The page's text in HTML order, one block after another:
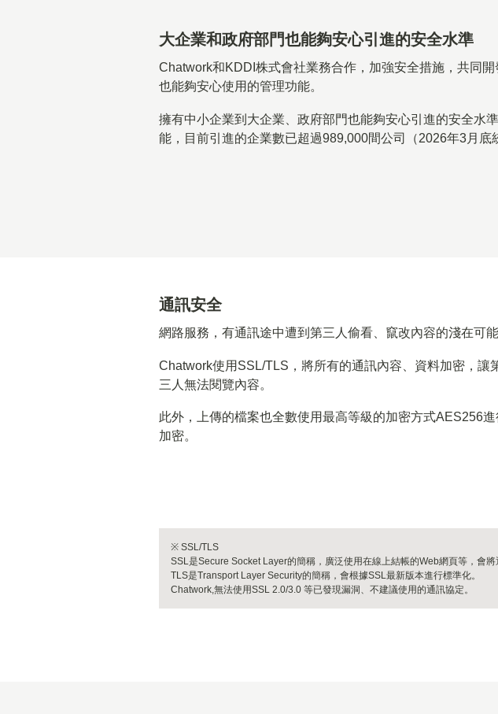
大企業和政府部門也能夠安心引進的安全水準
Chatwork和KDDI株式會社業務合作，加強安全措施，共同
也能夠安心使用的管理功能。
擁有中小企業到大企業、政府部門也能夠安心引進的安全水
能，目前引進的企業數已超過989,000間公司（2026年3月底
通訊安全
網路服務，有通訊途中遭到第三人偷看、竄改內容的淺在可能
Chatwork使用SSL/TLS，將所有的通訊內容、資料加密，讓
三人無法閱覽內容。
此外，上傳的檔案也全數使用最高等級的加密方式AES256進
加密。
※ SSL/TLS
SSL是Secure Socket Layer的簡稱，廣泛使用在線上結帳的Web網頁等，會將
TLS是Transport Layer Security的簡稱，會根據SSL最新版本進行標準化。
Chatwork,無法使用SSL 2.0/3.0 等已發現漏洞、不建議使用的通訊協定。